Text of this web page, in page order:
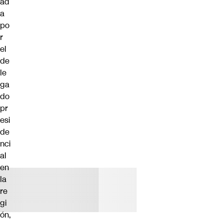
a
po
r
el
de
le
ga
do
pr
esi
de
nci
al
en
la
re
gi
ón,